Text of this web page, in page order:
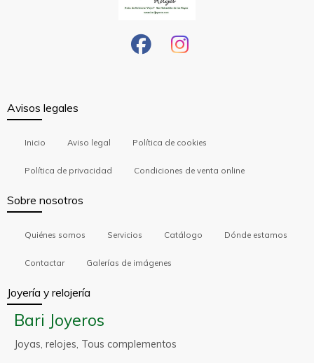
Avisos legales
Inicio Aviso legal Política de cookies
Política de privacidad Condiciones de venta online
Sobre nosotros
Quiénes somos Servicios Catálogo Dónde estamos
Contactar Galerías de imágenes
Joyería y relojería
Bari Joyeros
Joyas, relojes, Tous complementos